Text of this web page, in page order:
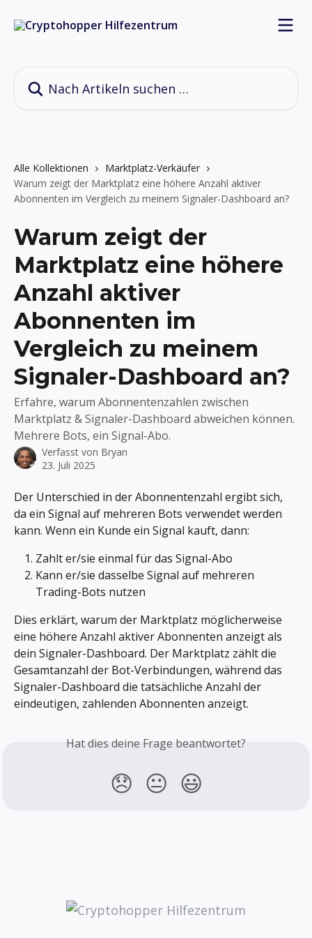
Alle Kollektionen
Marktplatz-Verkäufer
Warum zeigt der Marktplatz eine höhere Anzahl aktiver
Abonnenten im Vergleich zu meinem Signaler-Dashboard an?
Warum zeigt der
Marktplatz eine höhere
Anzahl aktiver
Abonnenten im
Vergleich zu meinem
Signaler-Dashboard an?
Erfahre, warum Abonnentenzahlen zwischen
Marktplatz & Signaler-Dashboard abweichen können.
Mehrere Bots, ein Signal-Abo.
Verfasst von Bryan
23. Juli 2025
Der Unterschied in der Abonnentenzahl ergibt sich,
da ein Signal auf mehreren Bots verwendet werden
kann. Wenn ein Kunde ein Signal kauft, dann:
Zahlt er/sie einmal für das Signal-Abo
Kann er/sie dasselbe Signal auf mehreren
Trading-Bots nutzen
Dies erklärt, warum der Marktplatz möglicherweise
eine höhere Anzahl aktiver Abonnenten anzeigt als
dein Signaler-Dashboard. Der Marktplatz zählt die
Gesamtanzahl der Bot-Verbindungen, während das
Signaler-Dashboard die tatsächliche Anzahl der
eindeutigen, zahlenden Abonnenten anzeigt.
Hat dies deine Frage beantwortet?
😞 😐 😃